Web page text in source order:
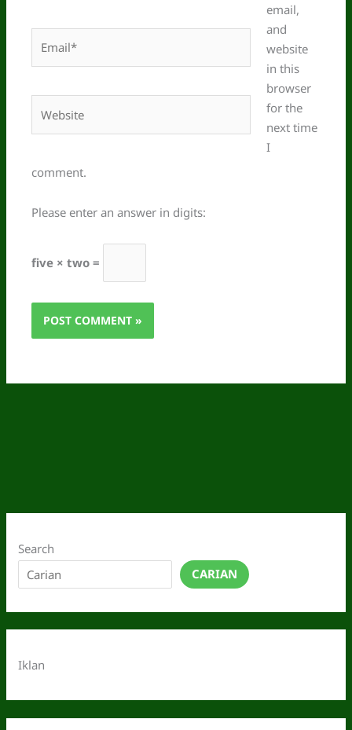
email,
and
website
in this
browser
for the
next time
I
comment.
Please enter an answer in digits:
five × two =
Search
CARIAN
Iklan